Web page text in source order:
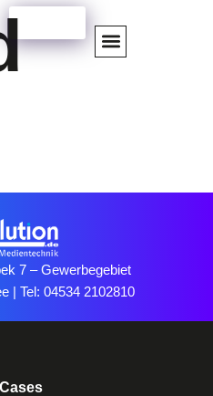
7 – Gewerbegebiet
| Tel: 04534 2102810
Cases